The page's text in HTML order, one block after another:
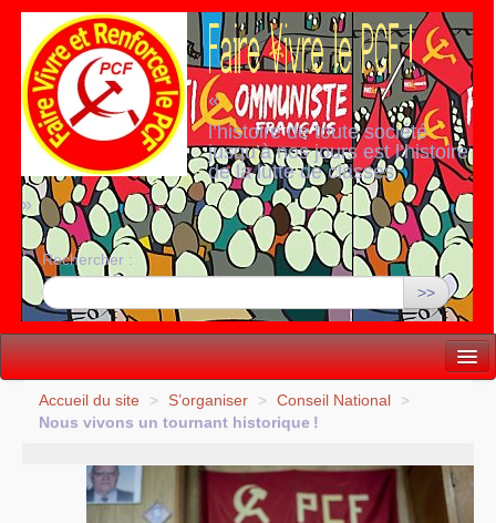
«
l’histoire de toute société
jusqu’à nos jours est l’histoire
de la lutte de classes
»
Rechercher :
>>
Vie politique
Internationale
Accueil du site > S’organiser > Conseil National
>
Nous vivons un tournant historique !